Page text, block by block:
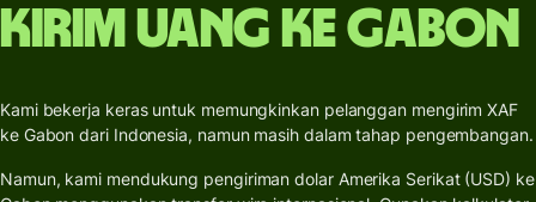
Kirim uang ke Gabon
Kami bekerja keras untuk memungkinkan pelanggan mengirim XAF
ke Gabon dari Indonesia, namun masih dalam tahap pengembangan.
Namun, kami mendukung pengiriman dolar Amerika Serikat (USD) ke